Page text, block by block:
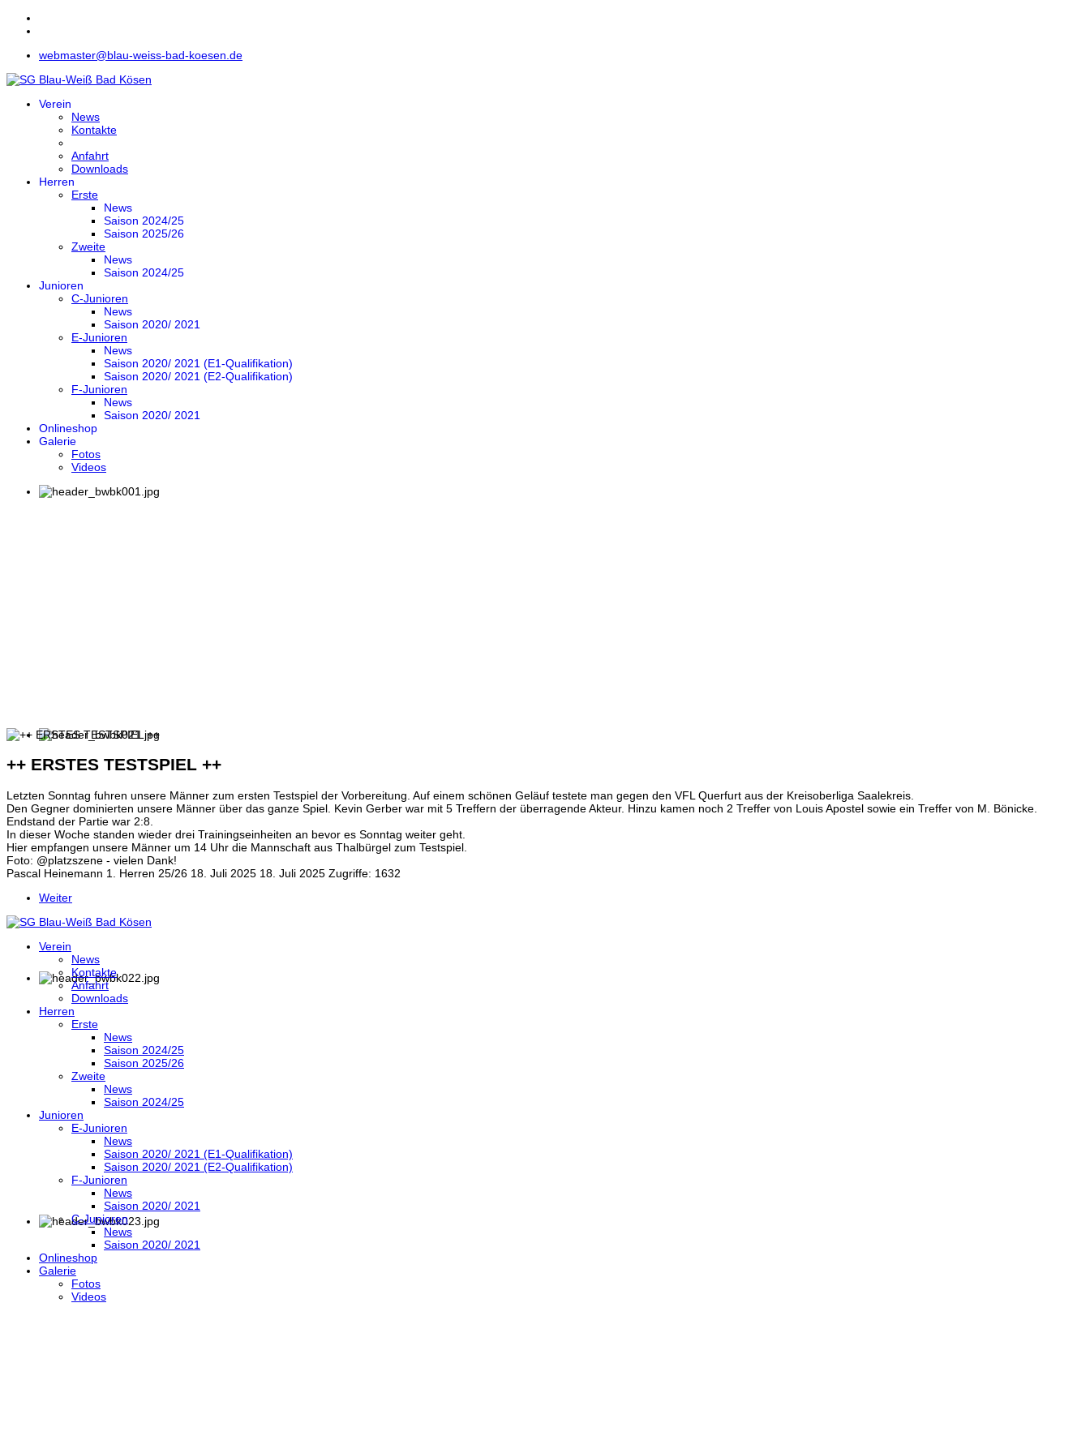
webmaster@blau-weiss-bad-koesen.de
Verein
News
Kontakte
Anfahrt
Downloads
Herren
Erste
News
Saison 2024/25
Saison 2025/26
Zweite
News
Saison 2024/25
Junioren
C-Junioren
News
Saison 2020/ 2021
E-Junioren
News
Saison 2020/ 2021 (E1-Qualifikation)
Saison 2020/ 2021 (E2-Qualifikation)
F-Junioren
News
Saison 2020/ 2021
Onlineshop
Galerie
Fotos
Videos
++ ERSTES TESTSPIEL ++
Letzten Sonntag fuhren unsere Männer zum ersten Testspiel der Vorbereitung. Auf einem schönen Geläuf testete man gegen den VFL Querfurt aus der Kreisoberliga Saalekreis.
Den Gegner dominierten unsere Männer über das ganze Spiel. Kevin Gerber war mit 5 Treffern der überragende Akteur. Hinzu kamen noch 2 Treffer von Louis Apostel sowie ein Treffer von M. Bönicke.
Endstand der Partie war 2:8.
In dieser Woche standen wieder drei Trainingseinheiten an bevor es Sonntag weiter geht.
Hier empfangen unsere Männer um 14 Uhr die Mannschaft aus Thalbürgel zum Testspiel.
Foto: @platzszene - vielen Dank!
Pascal Heinemann 1. Herren 25/26 18. Juli 2025 18. Juli 2025 Zugriffe: 1632
Weiter
Verein
News
Kontakte
Anfahrt
Downloads
Herren
Erste
News
Saison 2024/25
Saison 2025/26
Zweite
News
Saison 2024/25
Junioren
E-Junioren
News
Saison 2020/ 2021 (E1-Qualifikation)
Saison 2020/ 2021 (E2-Qualifikation)
F-Junioren
News
Saison 2020/ 2021
C-Junioren
News
Saison 2020/ 2021
Onlineshop
Galerie
Fotos
Videos